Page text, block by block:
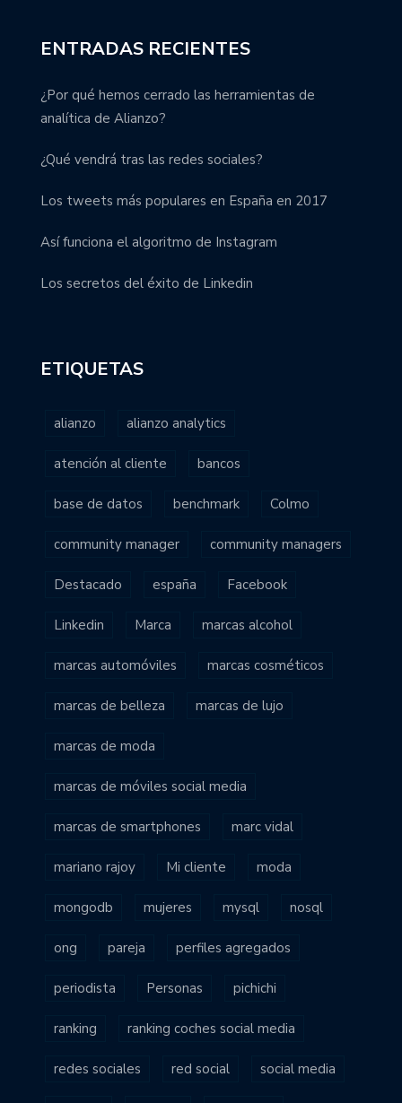
ENTRADAS RECIENTES
¿Por qué hemos cerrado las herramientas de
analítica de Alianzo?
¿Qué vendrá tras las redes sociales?
Los tweets más populares en España en 2017
Así funciona el algoritmo de Instagram
Los secretos del éxito de Linkedin
ETIQUETAS
alianzo alianzo analytics
atención al cliente bancos
base de datos benchmark Colmo
community manager community managers
Destacado españa Facebook
Linkedin Marca marcas alcohol
marcas automóviles marcas cosméticos
marcas de belleza marcas de lujo
marcas de moda
marcas de móviles social media
marcas de smartphones marc vidal
mariano rajoy Mi cliente moda
mongodb mujeres mysql nosql
ong pareja perfiles agregados
periodista Personas pichichi
ranking ranking coches social media
redes sociales red social social media